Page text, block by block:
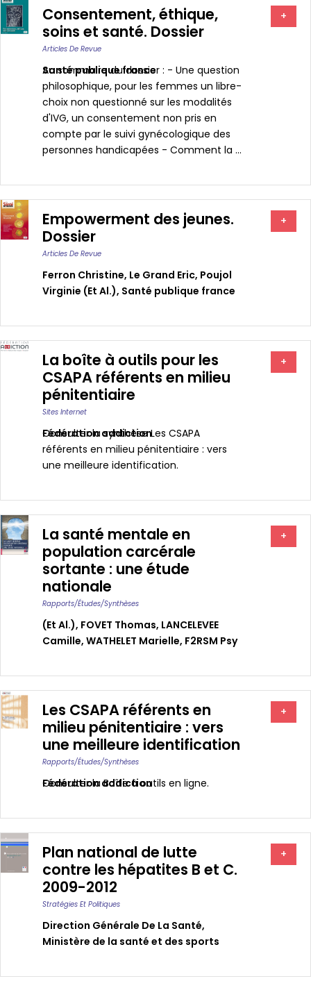
Consentement, éthique,
soins et santé. Dossier
Articles De Revue
Santé publique france
Au sommaire du dossier : - Une question
philosophique, pour les femmes un libre-
choix non questionné sur les modalités
d'IVG, un consentement non pris en
compte par le suivi gynécologique des
personnes handicapées - Comment la ...
+
Empowerment des jeunes.
Dossier
Articles De Revue
Ferron Christine, Le Grand Eric, Poujol
Virginie (et Al.), Santé publique france
+
La boîte à outils pour les
CSAPA référents en milieu
pénitentiaire
Sites Internet
Fédération addiction
Consulter la synthèse Les CSAPA
référents en milieu pénitentiaire : vers
une meilleure identification.
+
La santé mentale en
population carcérale
sortante : une étude
nationale
Rapports/études/synthèses
(et Al.), FOVET Thomas, LANCELEVEE
Camille, WATHELET Marielle, F2RSM Psy
+
Les CSAPA référents en
milieu pénitentiaire : vers
une meilleure identification
Rapports/études/synthèses
Fédération addiction
Consulter la Boîte à outils en ligne.
+
Plan national de lutte
contre les hépatites B et C.
2009-2012
Stratégies Et Politiques
Direction Générale De La Santé,
Ministère de la santé et des sports
+